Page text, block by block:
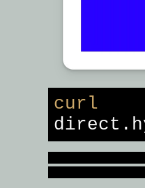
curl